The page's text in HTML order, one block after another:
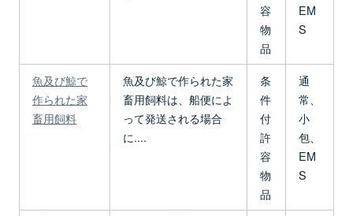
容
物
品
EM
S
魚及び鯨で
作られた家
畜用飼料
魚及び鯨で作られた家
畜用飼料は、船便によ
って発送される場合
に....
条
件
付
許
容
物
品
通
常、
小
包、
EM
S